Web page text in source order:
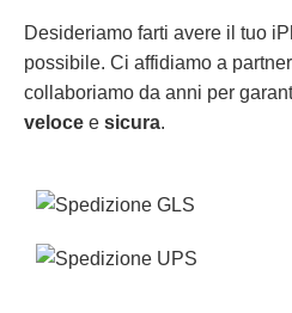
Desideriamo farti avere il tuo
possibile. Ci affidiamo a
collaboriamo da anni per
veloce e sicura.